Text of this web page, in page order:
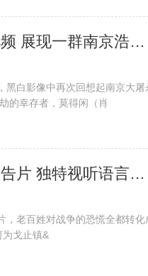
电影《得闲谨制》发布“铭记”版特别视频 展现一群南京浩劫幸存者的绝境反击
黑白影像中再次回想起南京大屠
的幸存者，莫得闲（肖
电影《得闲谨制》发布“打得好！”版后告片 独特视听语言及丰富细节引观众二刷
，老百姓对战争的恐慌全都转化
戈止镇&